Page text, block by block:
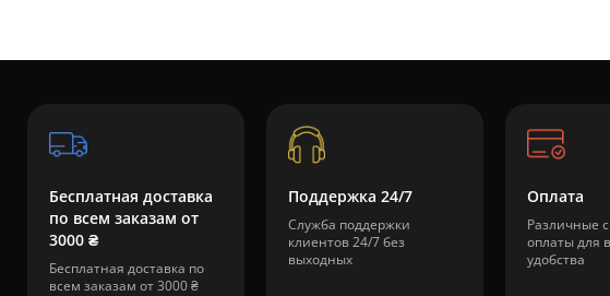
Бесплатная доставка
по всем заказам от
3000 ₴
Бесплатная доставка по
всем заказам от 3000 ₴
Поддержка 24/7
Служба поддержки
клиентов 24/7 без
выходных
Оплата
Различные
оплаты для
удобства